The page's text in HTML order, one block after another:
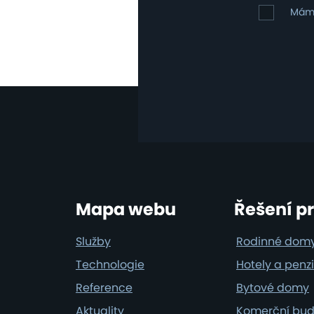
osobních
údajů
Mám
zájem
Mapa webu
Služby
Technologie
Reference
Aktuality
Řešení
Rodinné
Hotely a
Bytové domy
Komerční